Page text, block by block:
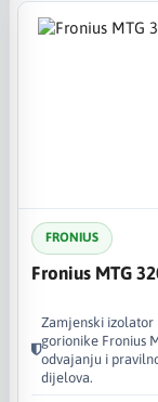
FRONIUS
Fronius MTG
Zamjenski izolator
gorionike Fronius
odvajanju i
dijelova.